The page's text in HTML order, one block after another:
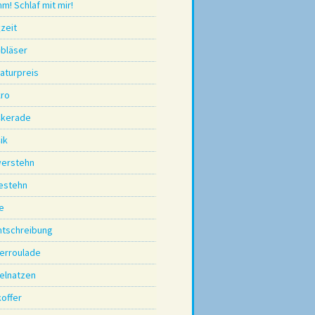
Schlaf mit mir!